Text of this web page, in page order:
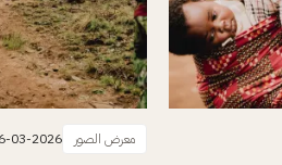
معرض الصور 03-2026